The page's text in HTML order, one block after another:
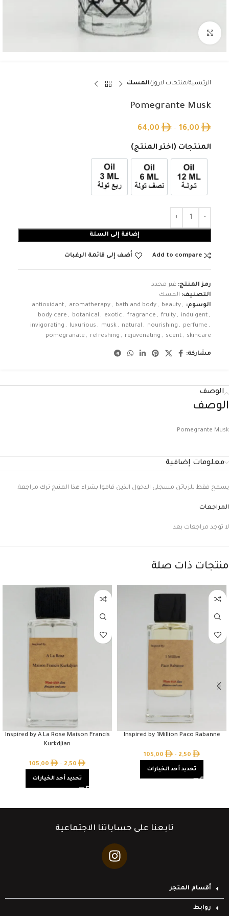
الرئيسية منتجات لاروز المسك
Pomegrante Musk
16,00
–
64,00
المنتجات (اختر المنتج)
12ml زيت تولة 6ml زيت نصف تولة 3ml زيت ربع تولة
إضافة إلى السلة
Add to compare أضف إلى قائمة الرغبات
رمز المنتج: غير محدد
التصنيف: المسك
الوسوم:
antioxidant , aromatherapy , bath and body , beauty ,
body care , botanical , exotic , fragrance , fruity , indulgent ,
invigorating , luxurious , musk , natural , nourishing , perfume ,
pomegranate , refreshing , rejuvenating , scent , skincare
مشاركة:
الوصف
الوصف
Pomegrante Musk
معلومات إضافية
المراجعات
لا توجد مراجعات بعد.
يسمح فقط للزبائن مسجلي الدخول الذين قاموا بشراء هذا المنتج ترك مراجعة.
منتجات ذات صلة
Inspired by 1Million Paco Rabanne
2,50
–
105,00
تحديد أحد الخيارات
Inspired by A La Rose Maison Francis
Kurkdjian
2,50
–
105,00
تحديد أحد الخيارات
تابعنا على حساباتنا الاجتماعية
أقسام المتجر
روابط